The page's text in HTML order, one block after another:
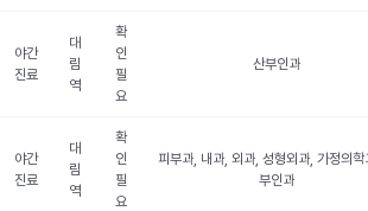
야간
진료
대
림
역
확
인
필
요
산부인과
야간
진료
대
림
역
확
인
필
요
피부과, 내과, 외과, 성형외과, 가정의학
부인과